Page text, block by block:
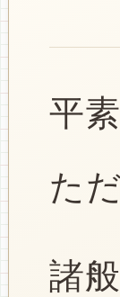
平
た
諸